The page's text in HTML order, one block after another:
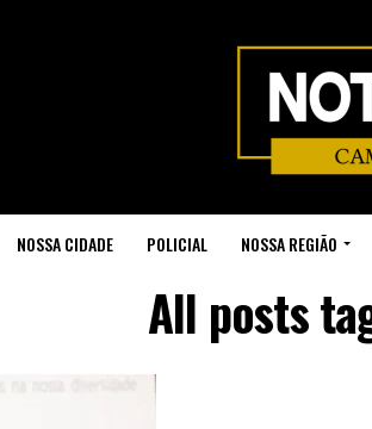
NOSSA CIDADE POLICIAL NOSSA REGIÃO
All posts